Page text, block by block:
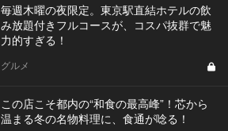
毎週木曜の夜限定。東京駅直結ホテルの飲
み放題付きフルコースが、コスパ抜群で魅
力的すぎる！
グルメ
この店こそ都内の“和食の最高峰”！芯から
温まる冬の名物料理に、食通が唸る！